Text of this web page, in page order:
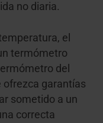
no diaria.
el
termómetro
del
ofrezca garantías
sometido a un
correcta